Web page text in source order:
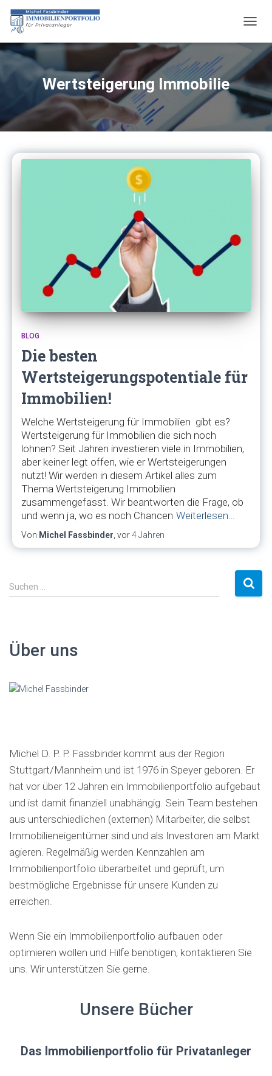
Wertsteigerung Immobilie
BLOG
Die besten
Wertsteigerungspotentiale für
Immobilien!
Welche Wertsteigerung für Immobilien gibt es?
Wertsteigerung für Immobilien die sich noch
lohnen? Seit Jahren investieren viele in Immobilien,
aber keiner legt offen, wie er Wertsteigerungen
nutzt! Wir werden in diesem Artikel alles zum
Thema Wertsteigerung Immobilien
zusammengefasst. Wir beantworten die Frage, ob
und wenn ja, wo es noch Chancen Weiterlesen…
Von Michel Fassbinder , vor4 Jahren
S
u
h
Suchen …
Über uns
Michel D. P. P. Fassbinder kommt aus der Region
Stuttgart/Mannheim und ist 1976 in Speyer geboren. Er
hat vor über 12 Jahren ein Immobilienportfolio aufgebaut
und ist damit finanziell unabhängig. Sein Team bestehen
aus unterschiedlichen (externen) Mitarbeiter, die selbst
Immobilieneigentümer sind und als Investoren am Markt
agieren. Regelmäßig werden Kennzahlen am
Immobilienportfolio überarbeitet und geprüft, um
bestmögliche Ergebnisse für unsere Kunden zu
erreichen.
Wenn Sie ein Immobilienportfolio aufbauen oder
optimieren wollen und Hilfe benötigen, kontaktieren Sie
uns. Wir unterstützen Sie gerne.
Unsere Bücher
Das Immobilienportfolio für Privatanleger